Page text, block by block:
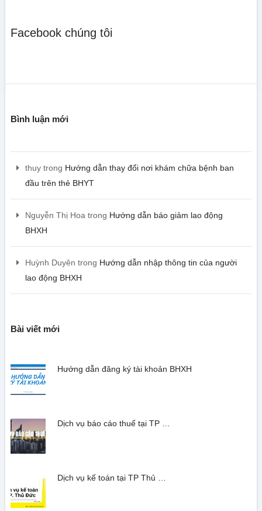
Facebook chúng tôi
Bình luận mới
thuytrong Hướng dẫn thay đổi nơi khám chữa bệnh ban
đầu trên thẻ BHYT
Nguyễn Thị Hoa trong Hướng dẫn báo giảm lao động
BHXH
Huỳnh Duyên trong Hướng dẫn nhập thông tin của người
lao động BHXH
Bài viết mới
Hướng dẫn đăng ký tài khoản BHXH
Dịch vụ báo cáo thuế tại TP …
Dịch vụ kế toán tại TP Thủ …